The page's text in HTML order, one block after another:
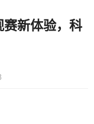
新体验，科